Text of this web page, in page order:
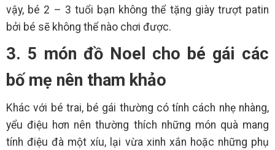
vậy, bé 2 – 3 tuổi bạn không thể tặng giày trượt patin
bởi bé sẽ không thể nào chơi được.
3. 5 món đồ Noel cho bé gái các
bố mẹ nên tham khảo
Khác với bé trai, bé gái thường có tính cách nhẹ nhàng,
yểu điệu hơn nên thường thích những món quà mang
tính điệu đà một xíu, lại vừa xinh xắn hoặc những phụ